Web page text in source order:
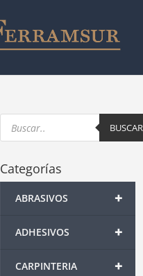
Products
search BUSCAR
Categorías
+
ABRASIVOS
+
ADHESIVOS
+
CARPINTERIA